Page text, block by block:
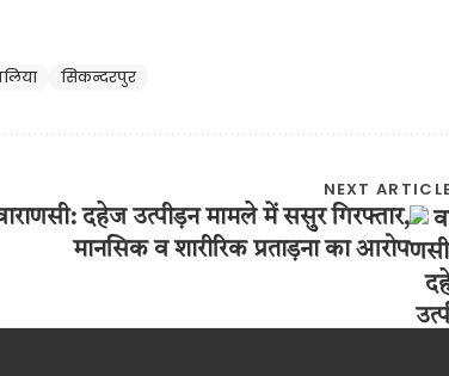
सिकन्दरपुर
NEXT
दहेज उत्पीड़न मामले में ससुर गिरफ्तार,
मानसिक व शारीरिक प्रताड़ना का आरोप